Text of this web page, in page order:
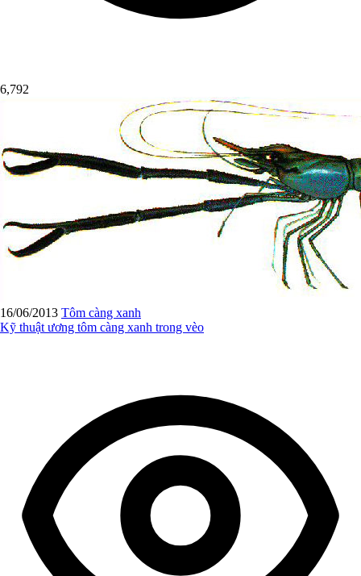
6,792
16/06/2013 Tôm càng xanh
Kỹ thuật ương tôm càng xanh trong vèo